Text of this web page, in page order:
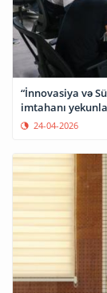
“İnnovasiya və
imtahanı
24-04-2026